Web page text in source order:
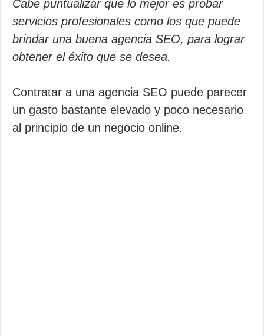
Cabe puntualizar que lo mejor es probar
servicios profesionales como los que puede
brindar una buena agencia SEO, para lograr
obtener el éxito que se desea.
Contratar a una agencia SEO puede parecer
un gasto bastante elevado y poco necesario
al principio de un negocio online.